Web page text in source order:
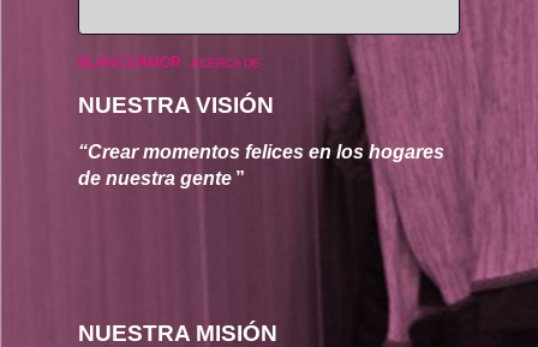
BLANCOAMOR -ACERCA DE
NUESTRA VISIÓN
“Crear momentos felices en los hogares
de nuestra gente ”
NUESTRA MISIÓN